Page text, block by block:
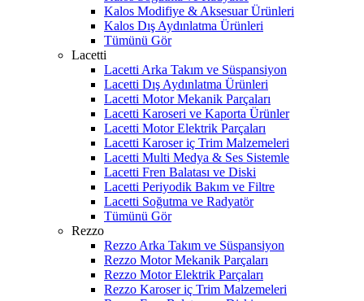
Kalos Modifiye & Aksesuar Ürünleri
Kalos Dış Aydınlatma Ürünleri
Tümünü Gör
Lacetti
Lacetti Arka Takım ve Süspansiyon
Lacetti Dış Aydınlatma Ürünleri
Lacetti Motor Mekanik Parçaları
Lacetti Karoseri ve Kaporta Ürünler
Lacetti Motor Elektrik Parçaları
Lacetti Karoser iç Trim Malzemeleri
Lacetti Multi Medya & Ses Sistemle
Lacetti Fren Balatası ve Diski
Lacetti Periyodik Bakım ve Filtre
Lacetti Soğutma ve Radyatör
Tümünü Gör
Rezzo
Rezzo Arka Takım ve Süspansiyon
Rezzo Motor Mekanik Parçaları
Rezzo Motor Elektrik Parçaları
Rezzo Karoser iç Trim Malzemeleri